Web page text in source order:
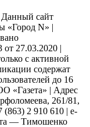
Данный сайт
«Город N» |
27.03.2020 |
с активной
содержат
до 16
«Газета» | Адрес
261/81,
(863) 2 910 610 | e-
— Тимошенко